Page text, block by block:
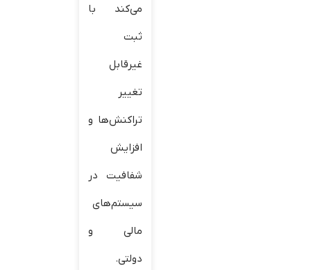
می‌کند با
ثبت
غیرقابل
تغییر
تراکنش‌ها و
افزایش
شفافیت در
سیستم‌های
مالی و
دولتی.